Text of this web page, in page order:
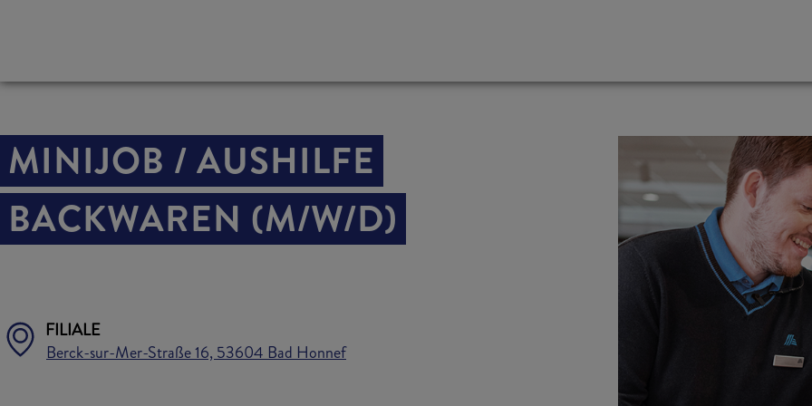
MINIJOB / AUSHILFE
BACKWAREN (M/W/D)
FILIALE
Berck-sur-Mer-Straße 16, 53604 Bad Honnef